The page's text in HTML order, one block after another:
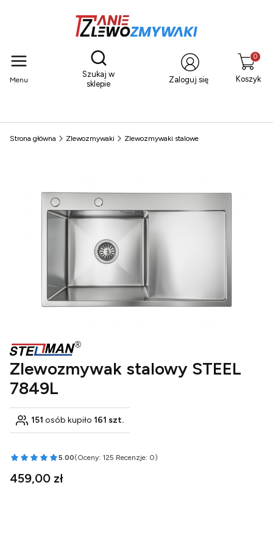
Menu
Otwórz wyszukiwarkę
Szukaj w
sklepie
Zaloguj się Koszyk
Strona główna Zlewozmywaki Zlewozmywaki stalowe
Zlewozmywak stalowy STEEL
7849L
151 osób kupiło 161 szt.
5.00(Oceny: 125 Recenzje: 0)
Przejdź do sekcji Opinie
Cena
459,00 zł